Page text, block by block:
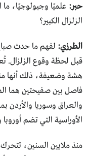
حبر: علميًا وجيولوجيًا، ما
الزلزال الكبير؟
الطرزي: لفهم ما حدث
قبل لحظة وقوع الزلزال.
هشة وضعيفة، ذلك أنها
فاصل بين صفيحتين هما
والعراق وسوريا والأردن
الأوراسية التي تضم أوروبا
منذ ملايين السنين،